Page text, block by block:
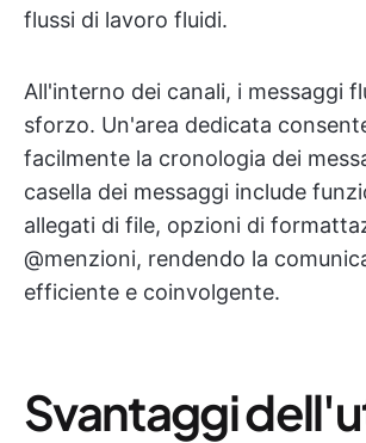
flussi di lavoro fluidi.
All'interno dei canali, i messaggi
sforzo. Un'area dedicata
facilmente la cronologia dei
casella dei messaggi include
allegati di file, opzioni di
@menzioni, rendendo la
efficiente e coinvolgente.
Svantaggi